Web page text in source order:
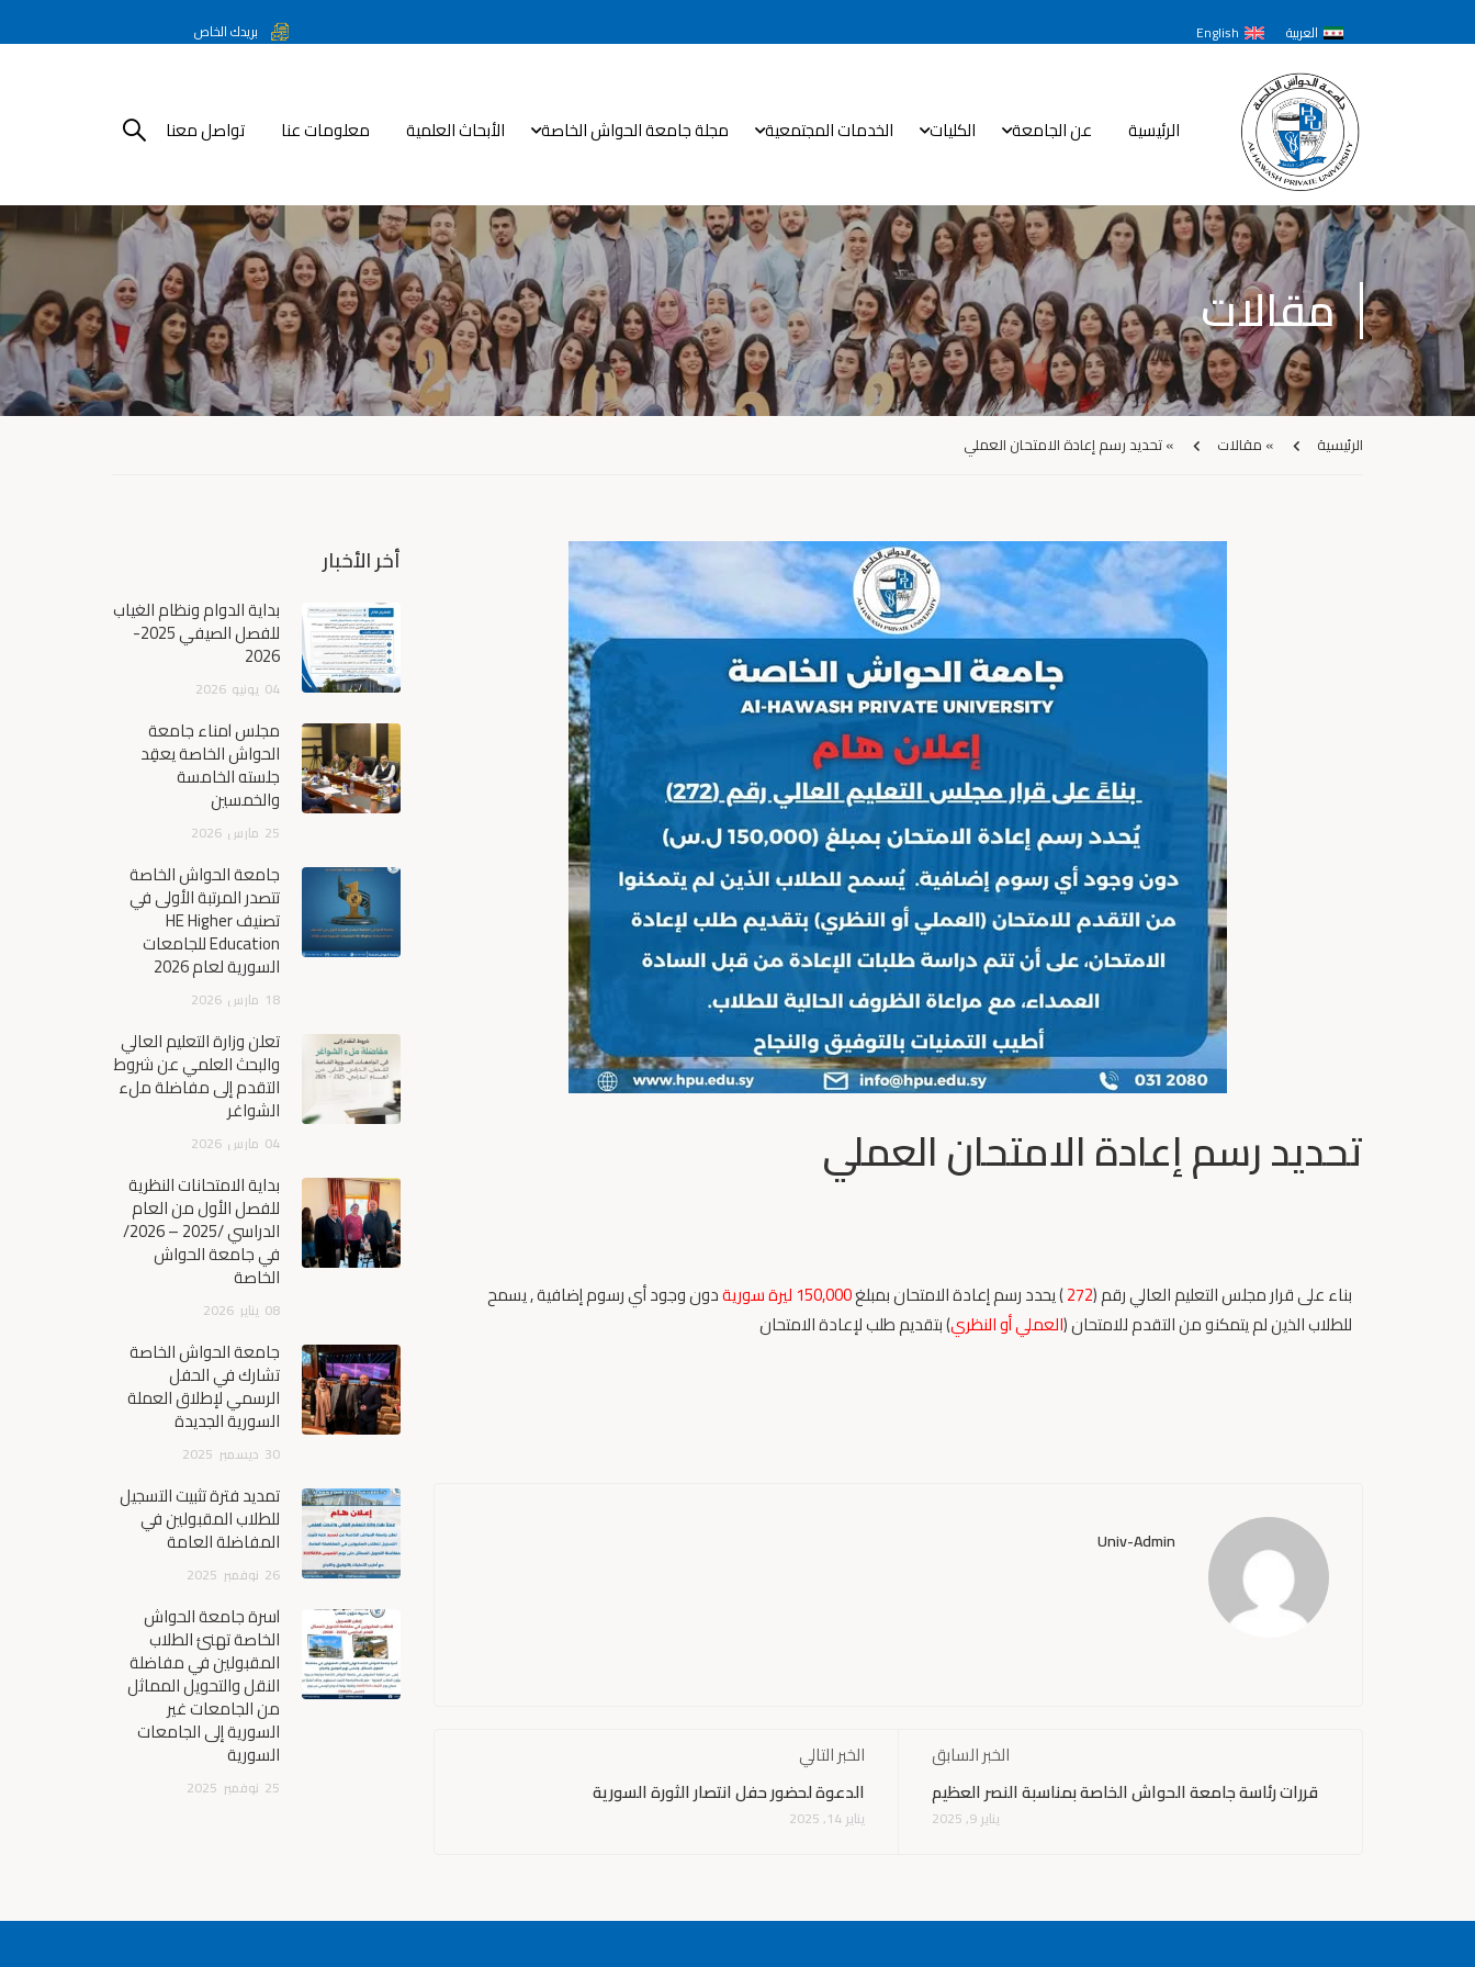
العربية English بريدك الخاص
الرئيسية عن الجامعة الكليات الخدمات المجتمعية مجلة جامعة الحواش الخاصة الأبحاث العلمية معلومات عنا تواصل معنا
مقالات
الرئيسية » مقالات »تحديد رسم إعادة الامتحان العملي
تحديد رسم إعادة الامتحان العملي
بناء على قرار مجلس التعليم العالي رقم (272) يحدد رسم إعادة الامتحان بمبلغ150,000 ليرة سوريةدون وجود أي رسوم إضافية , يسمح
للطلاب الذين لم يتمكنو من التقدم للامتحان (العملي أو النظري) بتقديم طلب لإعادة الامتحان
Univ-Admin
الخبر السابق
قررات رئاسة جامعة الحواش الخاصة بمناسبة النصر العظيم
يناير 9, 2025
الخبر التالي
الدعوة لحضور حفل انتصار الثورة السورية
يناير 14, 2025
أخر الأخبار
بداية الدوام ونظام الغياب
للفصل الصيفي 2025-
2026
04 يونيو 2026
مجلس أمناء جامعة
الحواش الخاصة يعقِد
جلسته الخامسة
والخمسين
25 مارس 2026
جامعة الحواش الخاصة
تتصدر المرتبة الأولى في
تصنيف HE Higher
Education للجامعات
السورية لعام 2026
18 مارس 2026
تعلن وزارة التعليم العالي
والبحث العلمي عن شروط
التقدم إلى مفاضلة ملء
الشواغر
04 مارس 2026
بداية الامتحانات النظرية
للفصل الأول من العام
الدراسي /2025 – 2026/
في جامعة الحواش
الخاصة
08 يناير 2026
جامعة الحواش الخاصة
تشارك في الحفل
الرسمي لإطلاق العملة
السورية الجديدة
30 ديسمبر 2025
تمديد فترة تثبيت التسجيل
للطلاب المقبولين في
المفاضلة العامة
26 نوفمبر 2025
أسرة جامعة الحواش
الخاصة تهنئ الطلاب
المقبولين في مفاضلة
النقل والتحويل المماثل
من الجامعات غير
السورية إلى الجامعات
السورية
25 نوفمبر 2025